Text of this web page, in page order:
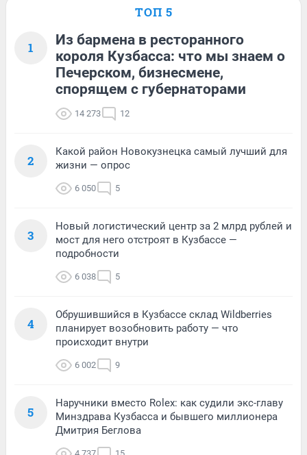
ТОП 5
1
Из бармена в ресторанного
короля Кузбасса: что мы знаем о
Печерском, бизнесмене,
спорящем с губернаторами
14 273 12
2
Какой район Новокузнецка самый лучший для
жизни — опрос
6 050 5
3
Новый логистический центр за 2 млрд рублей и
мост для него отстроят в Кузбассе —
подробности
6 038 5
4
Обрушившийся в Кузбассе склад Wildberries
планирует возобновить работу — что
происходит внутри
6 002 9
5
Наручники вместо Rolex: как судили экс-главу
Минздрава Кузбасса и бывшего миллионера
Дмитрия Беглова